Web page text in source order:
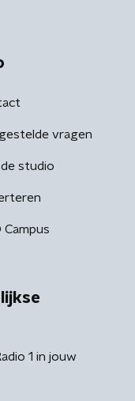
vragen
studio
Campus
1 in jouw